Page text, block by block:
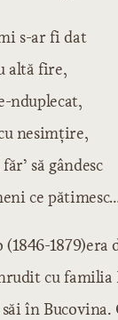
s-ar fi dat
altă fire,
nduplecat,
nesimţire,
să gândesc
ce
1879)era
cu
în Bucovina.